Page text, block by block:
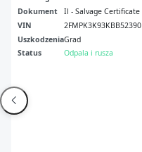
Dokument
Il - Salvage Certificate
VIN
2FMPK3K93KBB52390
UszkodzeniaGrad
Status
Odpala i rusza